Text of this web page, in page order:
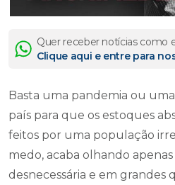
Quer receber notícias como
Clique aqui e entre para
Basta uma pandemia ou
país para que os estoques
feitos por uma população
medo, acaba olhando apenas
desnecessária e em grandes